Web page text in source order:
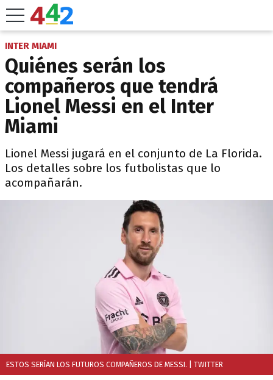
INTER MIAMI
Quiénes serán los
compañeros que tendrá
Lionel Messi en el Inter
Miami
Lionel Messi jugará en el conjunto de La Florida.
Los detalles sobre los futbolistas que lo
acompañarán.
ESTOS SERÍAN LOS FUTUROS COMPAÑEROS DE MESSI. | TWITTER